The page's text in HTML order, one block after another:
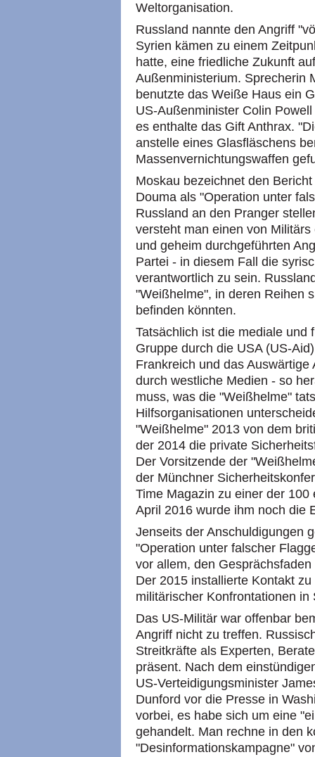
Weltorganisation.
Russland nannte den Angriff
Syrien kämen zu einem
hatte, eine friedliche Zukunft
Außenministerium. Sprecherin
benutzte das Weiße Haus ein
US-Außenminister Colin
es enthalte das Gift Anthrax.
anstelle eines Glasfläschens
Massenvernichtungswaffen
Moskau bezeichnet den
Douma als "Operation unter
Russland an den Pranger
versteht man einen von
und geheim durchgeführten
Partei - in diesem Fall die
verantwortlich zu sein.
"Weißhelme", in deren Reihen
befinden könnten.
Tatsächlich ist die mediale und
Gruppe durch die USA (US-
Frankreich und das
durch westliche Medien - so
muss, was die "Weißhelme"
Hilfsorganisationen
"Weißhelme" 2013 von dem
der 2014 die private
Der Vorsitzende der
der Münchner
Time Magazin zu einer der
April 2016 wurde ihm noch die
Jenseits der Anschuldigungen
"Operation unter falscher
vor allem, den
Der 2015 installierte Kontakt
militärischer Konfrontationen in
Das US-Militär war offenbar
Angriff nicht zu treffen.
Streitkräfte als Experten,
präsent. Nach dem
US-Verteidigungsminister
Dunford vor die Presse in
vorbei, es habe sich um eine
gehandelt. Man rechne in den
"Desinformationskampagne"